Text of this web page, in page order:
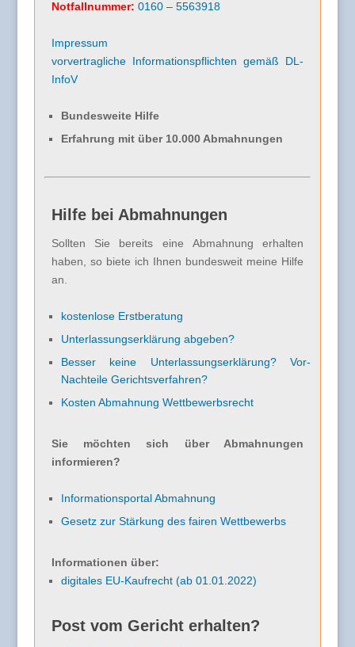
Notfallnummer: 0160 – 5563918
Impressum
vorvertragliche Informationspflichten gemäß DL-
InfoV
Bundesweite Hilfe
Erfahrung mit über 10.000 Abmahnungen
Hilfe bei Abmahnungen
Sollten Sie bereits eine Abmahnung erhalten
haben, so biete ich Ihnen bundesweit meine Hilfe
an.
kostenlose Erstberatung
Unterlassungserklärung abgeben?
Besser keine Unterlassungserklärung? Vor-
Nachteile Gerichtsverfahren?
Kosten Abmahnung Wettbewerbsrecht
Sie möchten sich über Abmahnungen
informieren?
Informationsportal Abmahnung
Gesetz zur Stärkung des fairen Wettbewerbs
Informationen über:
digitales EU-Kaufrecht (ab 01.01.2022)
Post vom Gericht erhalten?